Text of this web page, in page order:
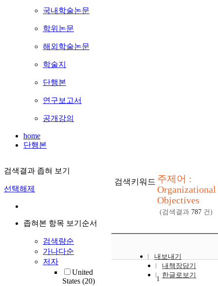
국내학술논문
학위논문
해외학술논문
학술지
단행본
연구보고서
공개강의
home
단행본
검색결과 좁혀 보기
선택해제
좁혀본 항목 보기순서
검색량순
가나다순
저자
United
States (20)
검색키워드 주제어 :
Organizational
Objectives
(검색결과 787 건)
내보내기
내책장담기
한글로보기
1